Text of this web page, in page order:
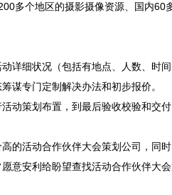
多个地区的摄影摄像资源、国内
详细状况（包括有地点、人数、时
谋专门定制解决办法和初步报价。
动策划布置，到最后验收校验和交
高的活动合作伙伴大会策划公司，同
意安利给盼望查找活动合作伙伴大